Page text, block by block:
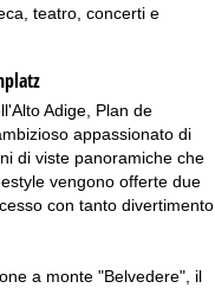
teatro, concerti e
Adige, Plan de
appassionato di
di viste panoramiche che
vengono offerte due
con tanto divertimento
a monte "Belvedere", il